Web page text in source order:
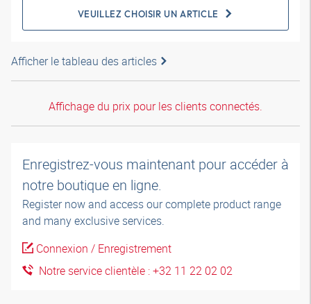
VEUILLEZ CHOISIR UN ARTICLE
Afficher le tableau des articles
Affichage du prix pour les clients connectés.
Enregistrez-vous maintenant pour accéder à
notre boutique en ligne.
Register now and access our complete product range
and many exclusive services.
Connexion / Enregistrement
Notre service clientèle : +32 11 22 02 02